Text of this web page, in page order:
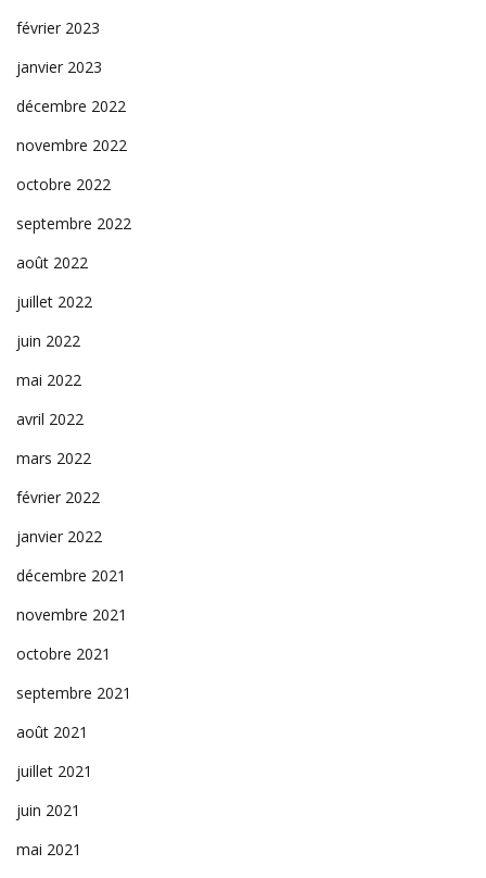
février 2023
janvier 2023
décembre 2022
novembre 2022
octobre 2022
septembre 2022
août 2022
juillet 2022
juin 2022
mai 2022
avril 2022
mars 2022
février 2022
janvier 2022
décembre 2021
novembre 2021
octobre 2021
septembre 2021
août 2021
juillet 2021
juin 2021
mai 2021